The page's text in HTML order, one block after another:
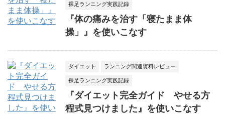
裸足ランニング実践記録
『体の痛みを治す「寝たまま体
操」』を使いこなす
ダイエット ランニング関連資料レビュー
裸足ランニング実践記録
『ダイエット完全ガイド やせる方
程式見つけました』を使いこなす